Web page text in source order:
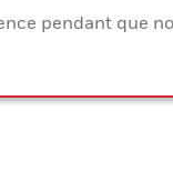
pendant que